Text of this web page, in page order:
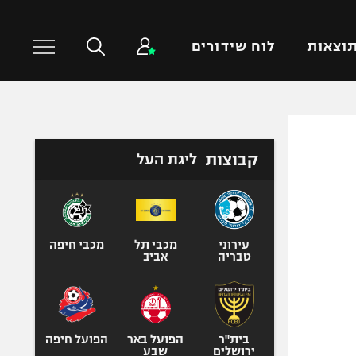
תוצאות לוח שידורים
טניס
כדורעף
ספורט אולימפי
קבוצות ליגת העל
עירוני
טבריה
מכבי תל
אביב
מכבי חיפה
בית"ר
ירושלים
הפועל באר
שבע
הפועל חיפה